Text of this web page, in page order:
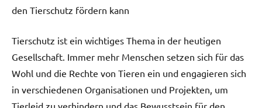
den Tierschutz fördern kann
Tierschutz ist ein wichtiges Thema in der heutigen
Gesellschaft. Immer mehr Menschen setzen sich für das
Wohl und die Rechte von Tieren ein und engagieren sich
in verschiedenen Organisationen und Projekten, um
Tierleid zu verhindern und das Bewusstsein für den